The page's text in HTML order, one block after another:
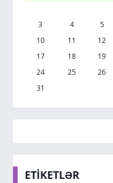
3
4 5
10
11 12
17
18 19
24
25 26
31
ETİKETLƏR